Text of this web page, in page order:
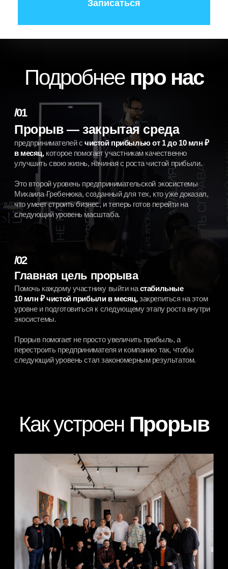
Для предпринимателей с доходом от 1 млн рублей
Осталось сделать первый шаг
Твой следующий
уровень ближе,
чем кажется
Записаться на экскурсию
бизнес–среда
для предпринимателей
official@clubproryv.ru
Вопросы и предложения
Соглашение о конфиденциальности
Согласие на получение рекламной рассылки
ИП Гребенюк Михаил Сергеевич
ИНН 772394411530
ОГРН: 315774600443662109559
Москва, ул. Новороссийская, дом 27, кв. 41
*Социальная сеть Instagram запрещена в России.
Meta признана экстремистской организацией, ее
деятельность в России запрещена.